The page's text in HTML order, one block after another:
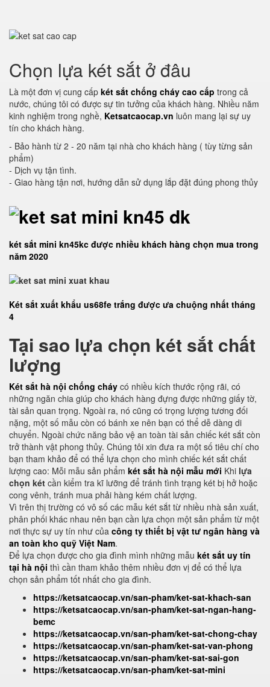
Chọn lựa két sắt ở đâu
Là một đơn vị cung cấp két sắt chống cháy cao cấp trong cả
nước, chúng tôi có được sự tin tưởng của khách hàng. Nhiều năm
kinh nghiệm trong nghề, Ketsatcaocap.vn luôn mang lại sự uy
tín cho khách hàng.
- Bảo hành từ 2 - 20 năm tại nhà cho khách hàng ( tùy từng sản
phẩm)
- Dịch vụ tận tình.
- Giao hàng tận nơi, hướng dẫn sử dụng lắp đặt đúng phong thủy
két sắt mini kn45kc được nhiều khách hàng chọn mua trong
năm 2020
Két sắt xuất khẩu us68fe trắng được ưa chuộng nhất tháng
4
Tại sao lựa chọn két sắt chất
lượng
Két sắt hà nội chống cháy có nhiều kích thước rộng rãi, có
những ngăn chia giúp cho khách hàng đựng được những giấy tờ,
tài sản quan trọng. Ngoài ra, nó cũng có trọng lượng tương đối
nặng, một số mẫu còn có bánh xe nên bạn có thể dễ dàng di
chuyển. Ngoài chức năng bảo vệ an toàn tài sản chiếc két sắt còn
trở thành vật phong thủy. Chúng tôi xin đưa ra một số tiêu chí cho
bạn tham khảo để có thể lựa chọn cho mình chiếc két sắt chất
lượng cao: Mỗi mẫu sản phẩm két sắt hà nội mẫu mới Khi lựa
chọn két cần kiểm tra kĩ lưỡng để tránh tình trạng két bị hở hoặc
cong vênh, tránh mua phải hàng kém chất lượng.
Vì trên thị trường có vô số các mẫu két sắt từ nhiều nhà sản xuất,
phân phối khác nhau nên bạn cần lựa chọn một sản phẩm từ một
nơi thực sự uy tín như của công ty thiết bị vật tư ngân hàng và
an toàn kho quỹ Việt Nam.
Để lựa chọn được cho gia đình mình những mẫu két sắt uy tín
tại hà nội thì cần tham khảo thêm nhiều đơn vị để có thể lựa
chọn sản phẩm tốt nhất cho gia đình.
https://ketsatcaocap.vn/san-pham/ket-sat-khach-san
https://ketsatcaocap.vn/san-pham/ket-sat-ngan-hang-
bemc
https://ketsatcaocap.vn/san-pham/ket-sat-chong-chay
https://ketsatcaocap.vn/san-pham/ket-sat-van-phong
https://ketsatcaocap.vn/san-pham/ket-sat-sai-gon
https://ketsatcaocap.vn/san-pham/ket-sat-mini